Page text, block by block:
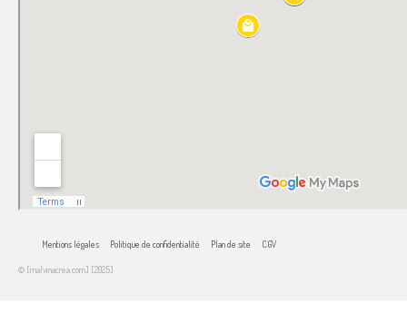
Mentions légales Politique de confidentialité Plan de site CGV
© [malvinacrea.com] [2025]